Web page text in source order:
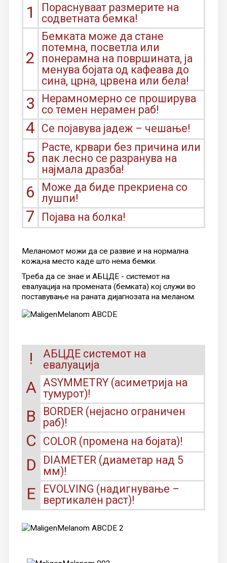
1
Пораснуваат размерите на
содветната бемка!
2
Бемката може да стане
потемна, посветла или
понерамна на површината, ја
менува бојата од кафеава до
сина, црна, црвена или бела!
3
Нерамномерно се проширува
со темен нерамен раб!
4 Се појавува јадеж – чешање!
5
Расте, крвари без причина или
пак лесно се разранува на
најмала дразба!
6
Може да биде прекриена со
лушпи!
7 Појава на болка!
Меланомот можи да се развие и на нормална
кожа,на место каде што нема бемки.
Треба да се знае и АБЦДЕ - системот на
евалуација на промената (бемката) кој служи во
поставување на раната дијагнозата на меланом.
!
АБЦДЕ системот на
евалуација
A ASYMMETRY (асиметрија на
тумурот)!
B
BORDER (нејасно ограничен
раб)!
C COLOR (промена на бојата)!
D
DIAMETER (диаметар над 5
мм)!
E
EVOLVING (надигнување –
вертикален раст)!